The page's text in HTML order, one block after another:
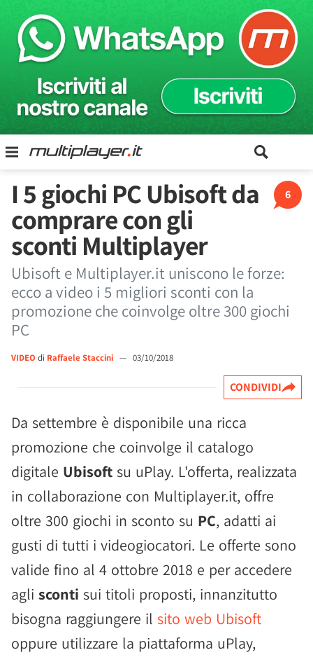
6
I 5 giochi PC Ubisoft da
comprare con gli
sconti Multiplayer
Ubisoft e Multiplayer.it uniscono le forze:
ecco a video i 5 migliori sconti con la
promozione che coinvolge oltre 300 giochi
PC
VIDEO di Raffaele Staccini — 03/10/2018
CONDIVIDI
Da settembre è disponibile una ricca
promozione che coinvolge il catalogo
digitale Ubisoft su uPlay. L'offerta, realizzata
in collaborazione con Multiplayer.it, offre
oltre 300 giochi in sconto su PC, adatti ai
gusti di tutti i videogiocatori. Le offerte sono
valide fino al 4 ottobre 2018 e per accedere
agli sconti sui titoli proposti, innanzitutto
bisogna raggiungere il sito web Ubisoft
oppure utilizzare la piattaforma uPlay,